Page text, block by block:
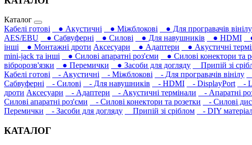
Каталог
Кабелі готові
● Акустичні ● Міжблокові ● Для програвачів вінілу
AES/EBU
● Сабвуферні ● Силові ● Для навушників‎ ● HDMI
інші
● Монтажні дроти Аксесуари ● Адаптери ● Акустичні
mini-jack та інші
● Силові апаратні роз'єми ● Силові конектори та
вібророзв'язки
● Перемички ● Засоби для догляду Припій зі
Кабелі готові
- Акустичні - Міжблокові - Для програвачів вінілу
Сабвуферні
- Силові - Для навушників‎ - HDMI - DisplayPort -
дроти Аксесуари - Адаптери - Акустичні термінали - Апаратні
Силові апаратні роз'єми
- Силові конектори та розетки - Силові
Перемички
- Засоби для догляду Припій зі сріблом - DIY
КАТАЛОГ